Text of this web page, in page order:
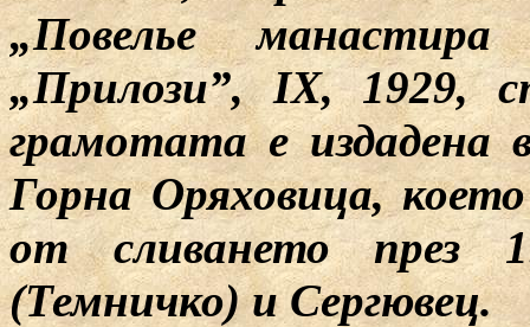
„Повелье
„Прилози”, ІХ, 1929,
грамотата е
Горна Оряховица,
от сливането през
(Темничко) и Сергювец.